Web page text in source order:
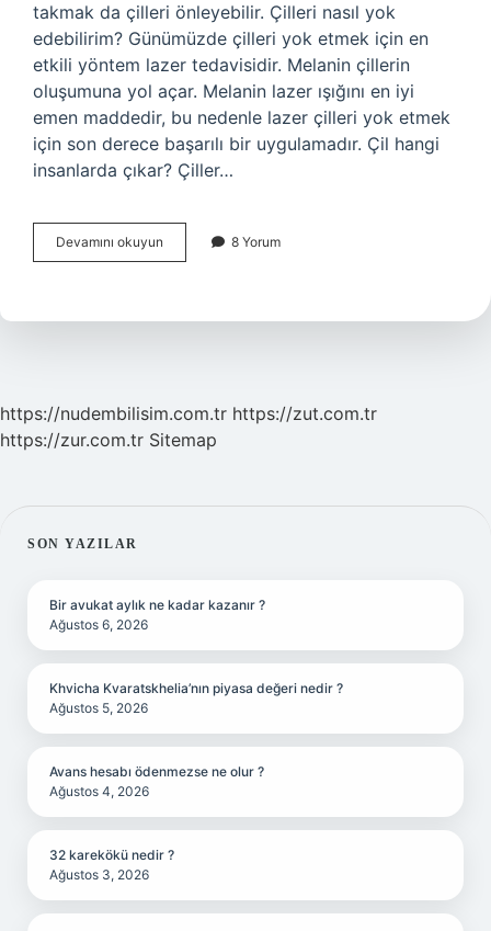
takmak da çilleri önleyebilir. Çilleri nasıl yok
edebilirim? Günümüzde çilleri yok etmek için en
etkili yöntem lazer tedavisidir. Melanin çillerin
oluşumuna yol açar. Melanin lazer ışığını en iyi
emen maddedir, bu nedenle lazer çilleri yok etmek
için son derece başarılı bir uygulamadır. Çil hangi
insanlarda çıkar? Çiller…
Devamını okuyun
Çilimiz
8 Yorum
https://nudembilisim.com.tr https://zut.com.tr
https://zur.com.tr Sitemap
SIDEBAR
SON YAZILAR
Bir avukat aylık ne kadar kazanır ?
Ağustos 6, 2026
Khvicha Kvaratskhelia’nın piyasa değeri nedir ?
Ağustos 5, 2026
Avans hesabı ödenmezse ne olur ?
Ağustos 4, 2026
32 karekökü nedir ?
Ağustos 3, 2026